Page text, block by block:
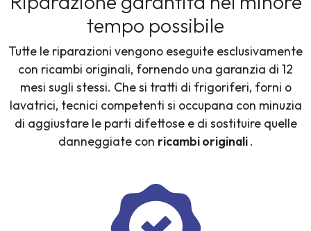
tempo possibile
Tutte le riparazioni vengono eseguite esclusivamente
con ricambi originali, fornendo una garanzia di 12
mesi sugli stessi. Che si tratti di frigoriferi, forni o
lavatrici, tecnici competenti si occupana con minuzia
di aggiustare le parti difettose e di sostituire quelle
danneggiate con ricambi originali.